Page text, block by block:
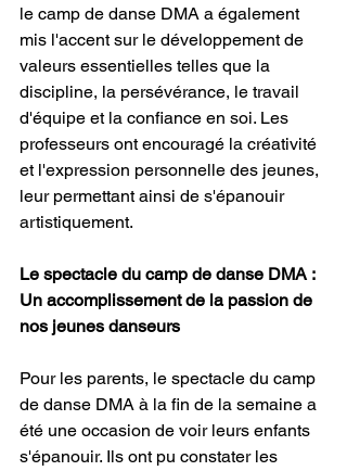
le camp de danse DMA a également
mis l'accent sur le développement de
valeurs essentielles telles que la
discipline, la persévérance, le travail
d'équipe et la confiance en soi. Les
professeurs ont encouragé la créativité
et l'expression personnelle des jeunes,
leur permettant ainsi de s'épanouir
artistiquement.
Le spectacle du camp de danse DMA :
Un accomplissement de la passion de
nos jeunes danseurs
Pour les parents, le spectacle du camp
de danse DMA à la fin de la semaine a
été une occasion de voir leurs enfants
s'épanouir. Ils ont pu constater les